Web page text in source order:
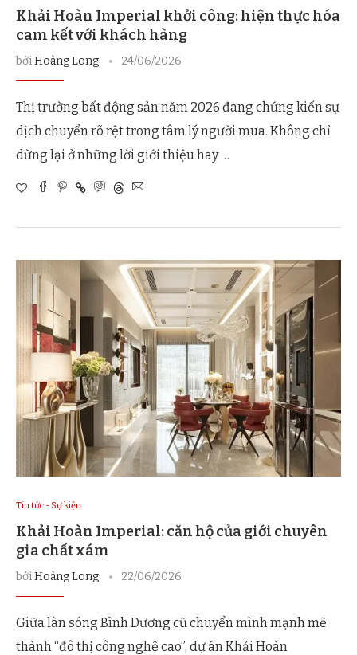
Khải Hoàn Imperial khởi công: hiện thực hóa
cam kết với khách hàng
bởiHoàng Long 24/06/2026
Thị trường bất động sản năm 2026 đang chứng kiến sự
dịch chuyển rõ rệt trong tâm lý người mua. Không chỉ
dừng lại ở những lời giới thiệu hay …
Tin tức - Sự kiện
Khải Hoàn Imperial: căn hộ của giới chuyên
gia chất xám
bởiHoàng Long 22/06/2026
Giữa làn sóng Bình Dương cũ chuyển mình mạnh mẽ
thành “đô thị công nghệ cao”, dự án Khải Hoàn